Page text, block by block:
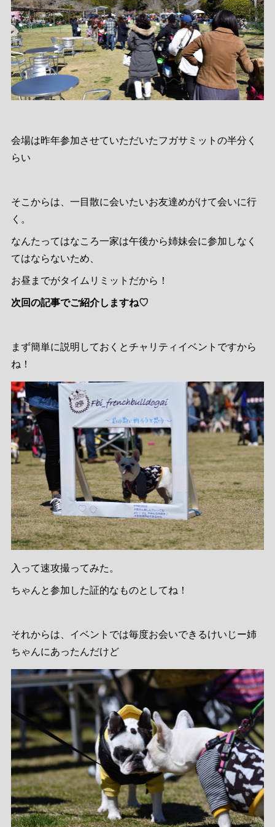
会場は昨年参加させていただいたフガサミットの半分く
らい
そこからは、一目散に会いたいお友達めがけて会いに行
く。
なんたってはなころ一家は午後から姉妹会に参加しなく
てはならないため、
お昼までがタイムリミットだから！
次回の記事でご紹介しますね♡
まず簡単に説明しておくとチャリティイベントですから
ね！
入って速攻撮ってみた。
ちゃんと参加した証的なものとしてね！
それからは、イベントでは毎度お会いできるけいじー姉
ちゃんにあったんだけど